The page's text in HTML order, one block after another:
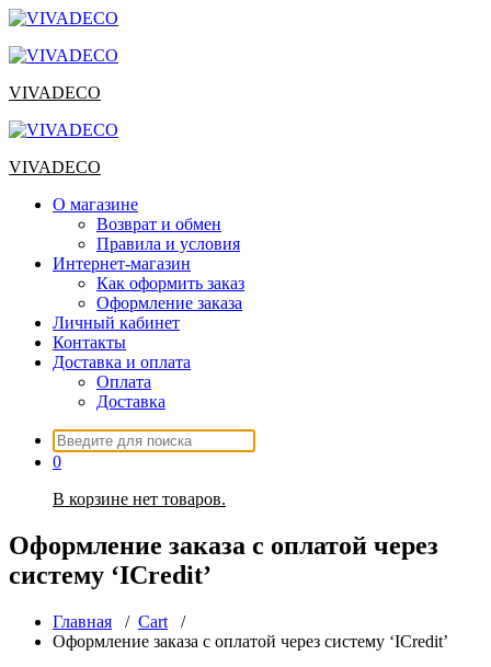
Перейти
содержимому
VIVADECO
VIVADECO
О магазине
Возврат и обмен
Правила и условия
Интернет-магазин
Как оформить заказ
Оформление заказа
Личный кабинет
Контакты
Доставка и оплата
Оплата
Доставка
Искать:
0
В корзине нет товаров.
Оформление заказа с оплатой через
систему ‘ICredit’
Главная / Cart /
Оформление заказа с оплатой через систему ‘ICredit’